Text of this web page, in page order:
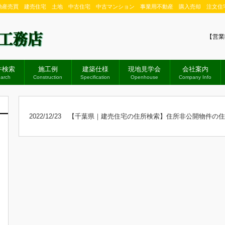
売買 建売住宅 土地 中古住宅 中古マンション 事業用不動産 購入売却 注文住
【営
検索 施工例
Construction
建築仕様
Specification
現地見学会
Openhouse
会社案内
Company Info
2022/12/23 【千葉県｜建売住宅の住所検索】住所非公開物件の